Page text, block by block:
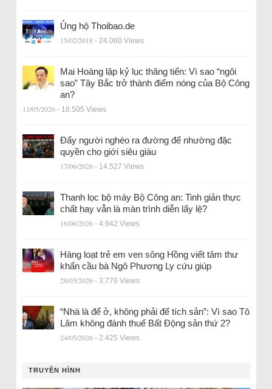
Ủng hộ Thoibao.de
15/02/2018 - 24.060 Views
Mai Hoàng lập kỷ lục thăng tiến: Vì sao “ngôi
sao” Tây Bắc trở thành điểm nóng của Bộ Công
an?
11/05/2026 - 18.505 Views
Đẩy người nghèo ra đường để nhường đặc
quyền cho giới siêu giàu
17/06/2026 - 14.527 Views
Thanh lọc bộ máy Bộ Công an: Tinh giản thực
chất hay vẫn là màn trình diễn lấy lệ?
16/06/2026 - 4.942 Views
Hàng loạt trẻ em ven sông Hồng viết tâm thư
khẩn cầu bà Ngô Phương Ly cứu giúp
28/05/2026 - 3.776 Views
“Nhà là để ở, không phải để tích sản”: Vì sao Tô
Lâm không đánh thuế Bất Động sản thứ 2?
24/05/2026 - 2.425 Views
TRUYỀN HÌNH